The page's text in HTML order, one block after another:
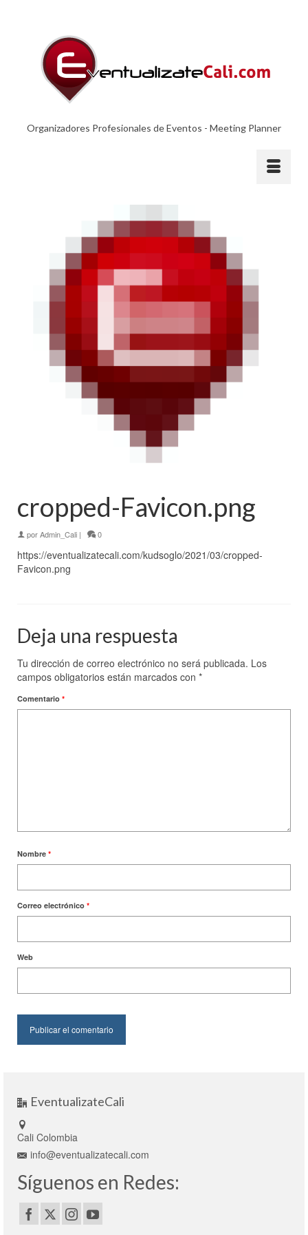
Organizadores Profesionales de Eventos - Meeting Planner
cropped-Favicon.png
porAdmin_Cali | 0
https://eventualizatecali.com/kudsoglo/2021/03/cropped-
Favicon.png
Deja una respuesta
Tu dirección de correo electrónico no será publicada. Los
campos obligatorios están marcados con *
Comentario *
Nombre *
Correo electrónico *
Web
EventualizateCali
Cali Colombia
info@eventualizatecali.com
Síguenos en Redes: